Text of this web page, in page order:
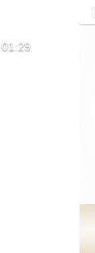
01:29